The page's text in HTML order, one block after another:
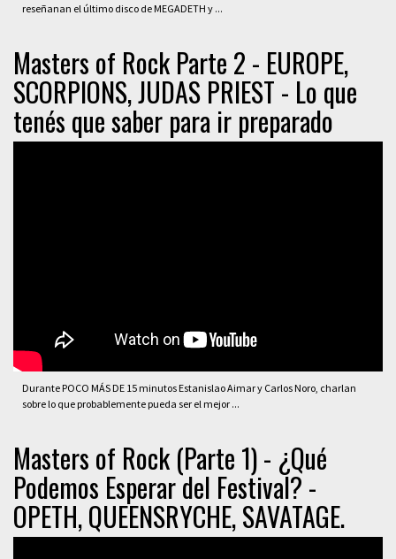
reseñanan el último disco de MEGADETH y ...
Masters of Rock Parte 2 - EUROPE,
SCORPIONS, JUDAS PRIEST - Lo que
tenés que saber para ir preparado
Durante POCO MÁS DE 15 minutos Estanislao Aimar y Carlos Noro, charlan
sobre lo que probablemente pueda ser el mejor ...
Masters of Rock (Parte 1) - ¿Qué
Podemos Esperar del Festival? -
OPETH, QUEENSRYCHE, SAVATAGE.